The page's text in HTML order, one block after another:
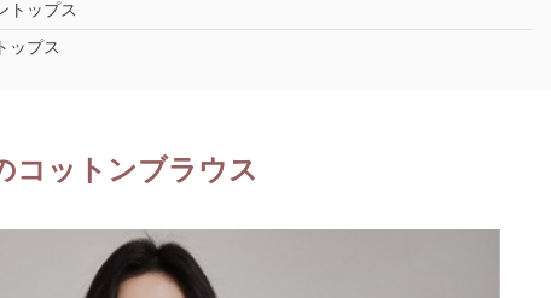
トップス
ップス
コットンブラウス